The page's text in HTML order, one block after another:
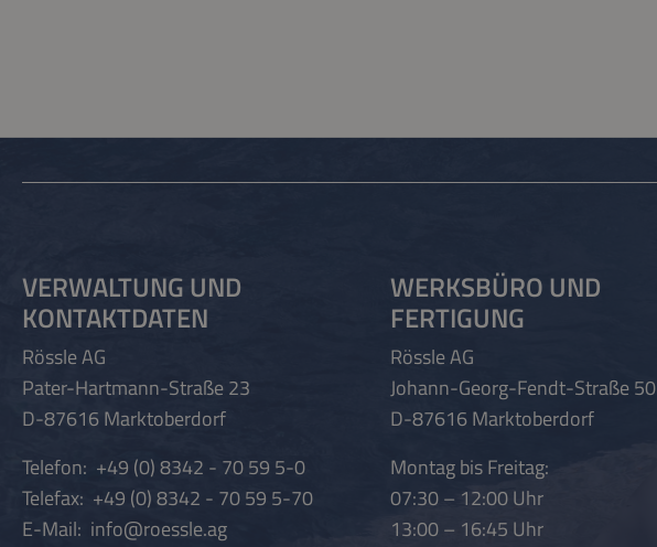
VERWALTUNG UND
KONTAKTDATEN
Rössle AG
Pater-Hartmann-Straße 23
D-87616 Marktoberdorf
Telefon: +49 (0) 8342 - 70 59 5-0
Telefax: +49 (0) 8342 - 70 59 5-70
E-Mail: info@roessle.ag
WERKSBÜRO UND
FERTIGUNG
Rössle AG
Johann-Georg-Fendt-Straße 50
D-87616 Marktoberdorf
Montag bis Freitag:
07:30 – 12:00 Uhr
13:00 – 16:45 Uhr